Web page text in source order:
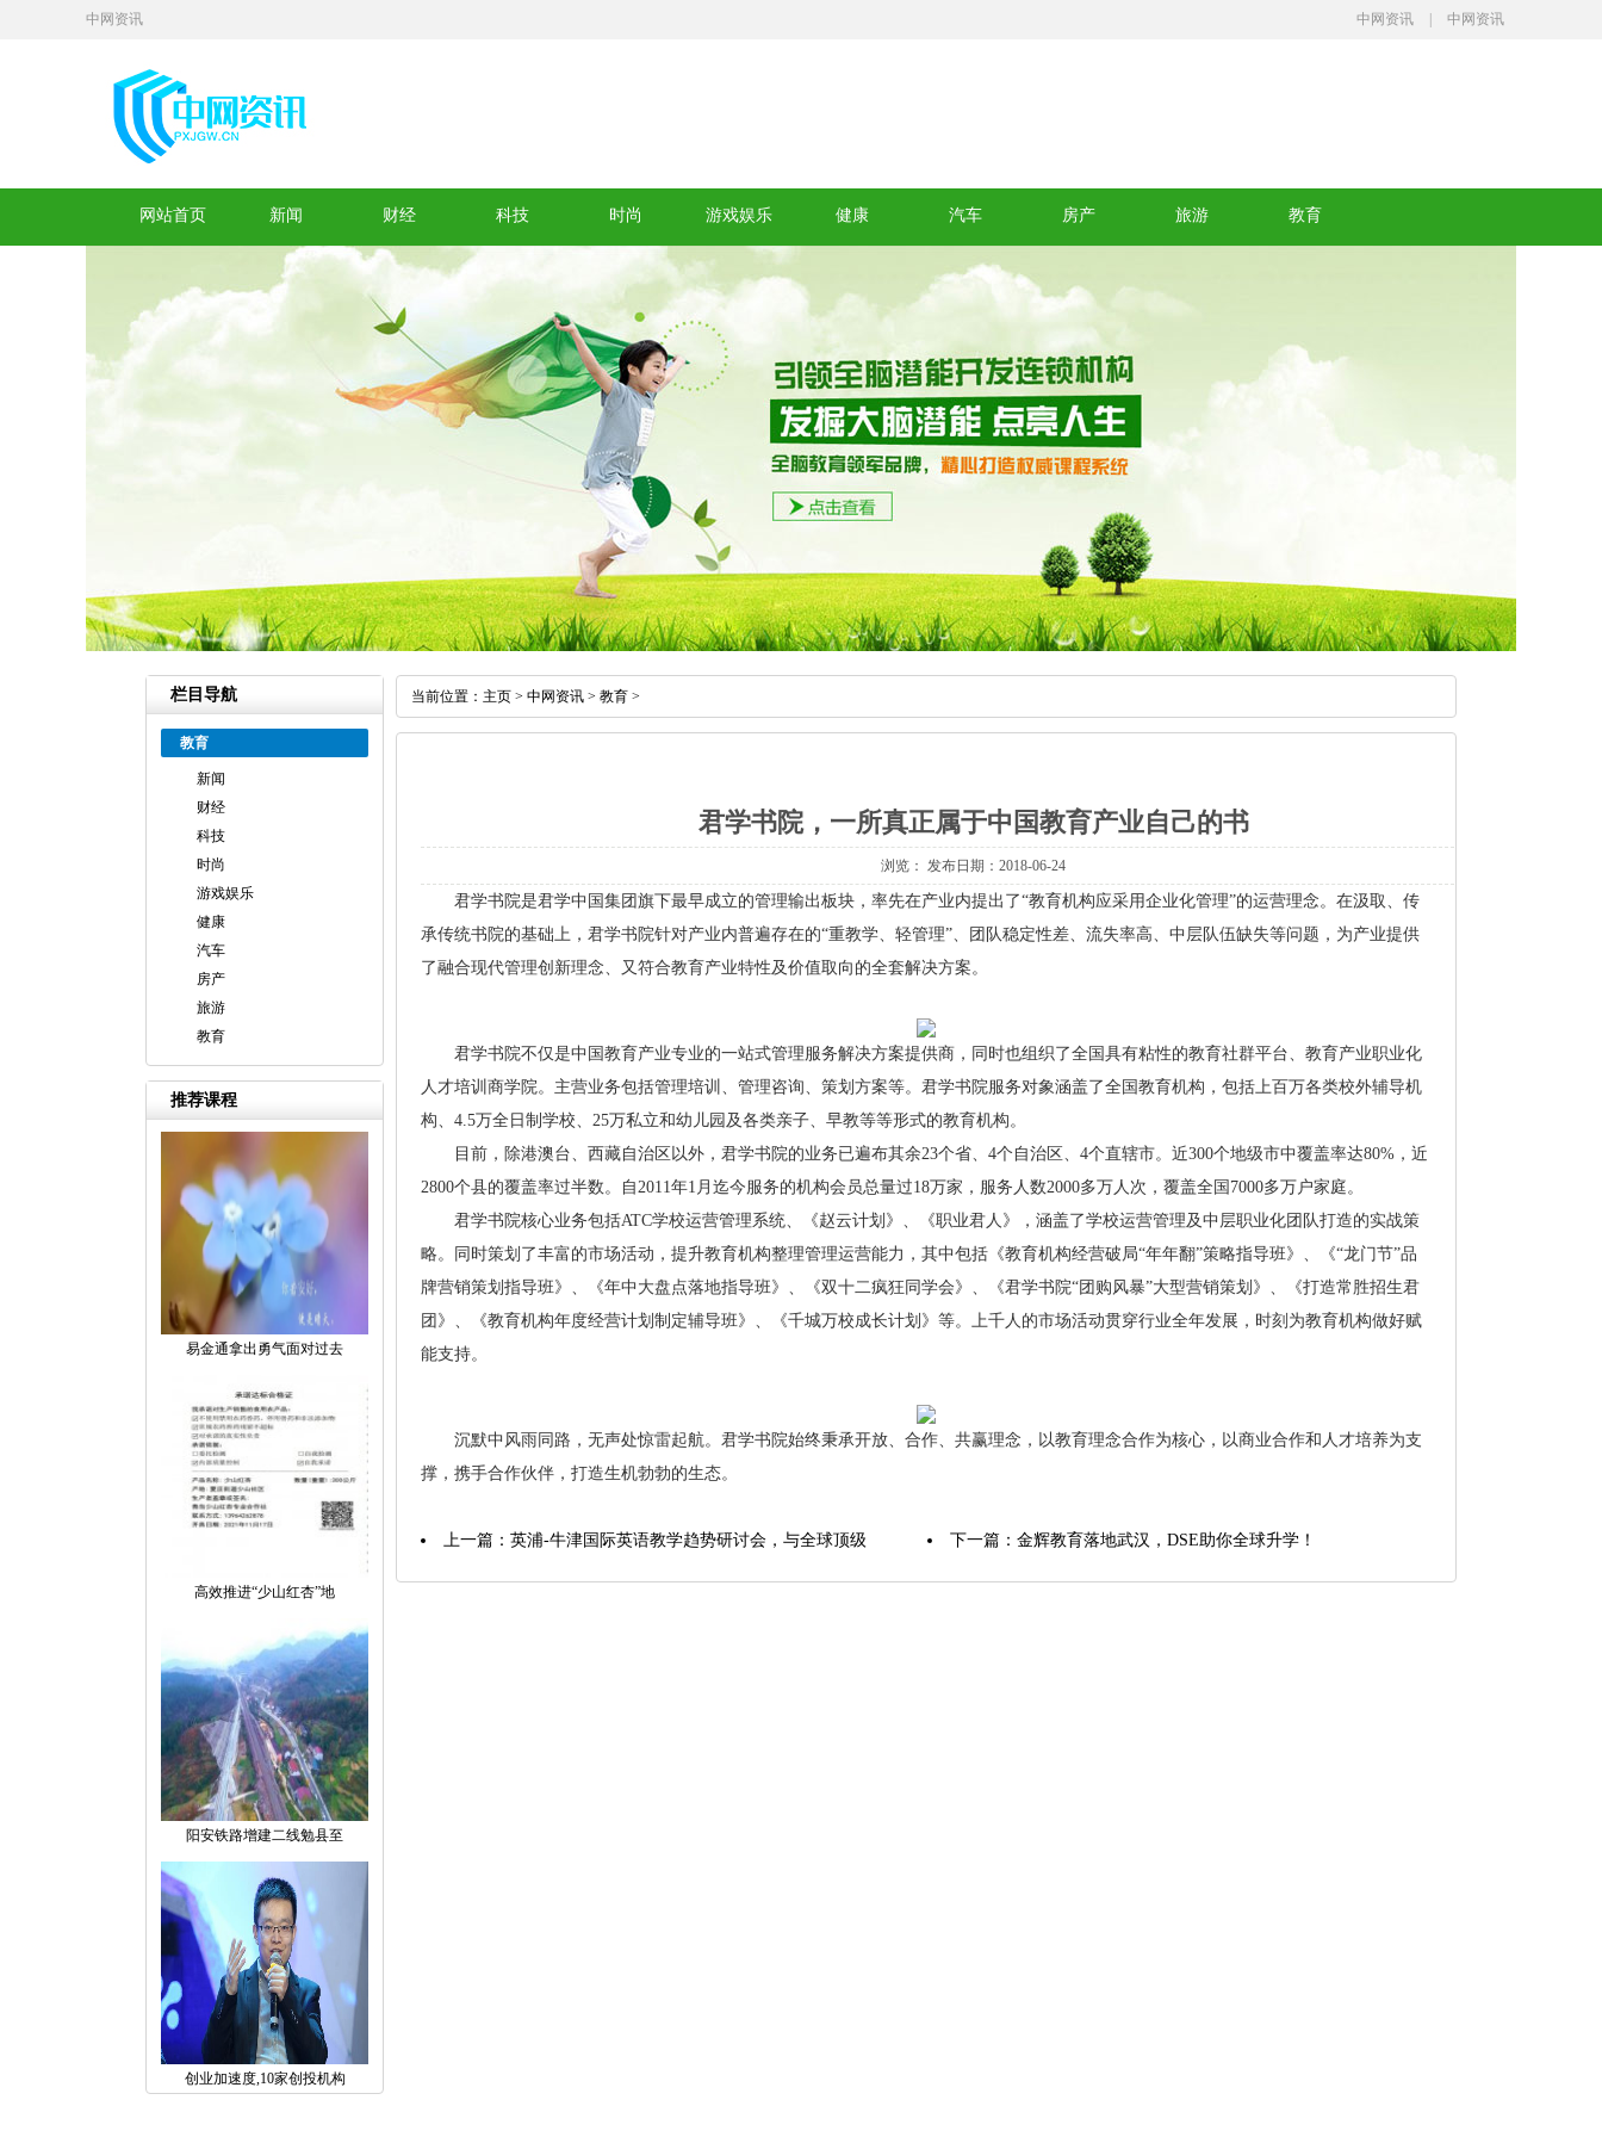
中网资讯 中网资讯 中网资讯
网站首页 新闻 财经 科技 时尚 游戏娱乐 健康 汽车 房产 旅游 教育
栏目导航
教育
新闻
财经
科技
时尚
游戏娱乐
健康
汽车
房产
旅游
教育
推荐课程
易金通拿出勇气面对过去
高效推进“少山红杏”地
阳安铁路增建二线勉县至
创业加速度,10家创投机构
当前位置： 主页 > 中网资讯 > 教育 >
君学书院，一所真正属于中国教育产业自己的书
浏览： 发布日期：2018-06-24
君学书院是君学中国集团旗下最早成立的管理输出板块，率先在产业内提出了“教育机构应采用企业化管理”的运营理念。在汲取、传
承传统书院的基础上，君学书院针对产业内普遍存在的“重教学、轻管理”、团队稳定性差、流失率高、中层队伍缺失等问题，为产业提供
了融合现代管理创新理念、又符合教育产业特性及价值取向的全套解决方案。
君学书院不仅是中国教育产业专业的一站式管理服务解决方案提供商，同时也组织了全国具有粘性的教育社群平台、教育产业职业化
人才培训商学院。主营业务包括管理培训、管理咨询、策划方案等。君学书院服务对象涵盖了全国教育机构，包括上百万各类校外辅导机
构、4.5万全日制学校、25万私立和幼儿园及各类亲子、早教等等形式的教育机构。
目前，除港澳台、西藏自治区以外，君学书院的业务已遍布其余23个省、4个自治区、4个直辖市。近300个地级市中覆盖率达80%，近
2800个县的覆盖率过半数。自2011年1月迄今服务的机构会员总量过18万家，服务人数2000多万人次，覆盖全国7000多万户家庭。
君学书院核心业务包括ATC学校运营管理系统、《赵云计划》、《职业君人》，涵盖了学校运营管理及中层职业化团队打造的实战策
略。同时策划了丰富的市场活动，提升教育机构整理管理运营能力，其中包括《教育机构经营破局“年年翻”策略指导班》、《“龙门节”品
牌营销策划指导班》、《年中大盘点落地指导班》、《双十二疯狂同学会》、《君学书院“团购风暴”大型营销策划》、《打造常胜招生君
团》、《教育机构年度经营计划制定辅导班》、《千城万校成长计划》等。上千人的市场活动贯穿行业全年发展，时刻为教育机构做好赋
能支持。
沉默中风雨同路，无声处惊雷起航。君学书院始终秉承开放、合作、共赢理念，以教育理念合作为核心，以商业合作和人才培养为支
撑，携手合作伙伴，打造生机勃勃的生态。
上一篇： 英浦-牛津国际英语教学趋势研讨会，与全球顶级 下一篇： 金辉教育落地武汉，DSE助你全球升学！